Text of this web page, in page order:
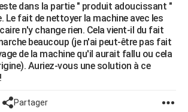
dans la partie " produit adoucissant "
Le fait de nettoyer la machine avec les
n'y change rien. Cela vient-il du fait
beaucoup (je n'ai peut-être pas fait
de la machine qu'il aurait fallu ou cela
Auriez-vous une solution à ce
Partager